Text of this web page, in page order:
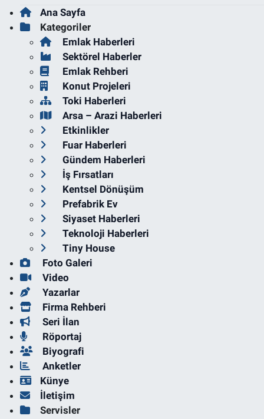
Ana Sayfa
Kategoriler
Emlak Haberleri
Sektörel Haberler
Emlak Rehberi
Konut Projeleri
Toki Haberleri
Arsa – Arazi Haberleri
Etkinlikler
Fuar Haberleri
Gündem Haberleri
İş Fırsatları
Kentsel Dönüşüm
Prefabrik Ev
Siyaset Haberleri
Teknoloji Haberleri
Tiny House
Foto Galeri
Video
Yazarlar
Firma Rehberi
Seri İlan
Röportaj
Biyografi
Anketler
Künye
İletişim
Servisler